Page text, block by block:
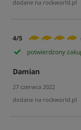
dodane na rockworld.pl
4/5
potwierdzony
Damian
27 czerwca 2022
dodane na rockworld.pl